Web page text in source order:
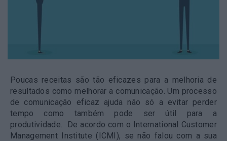
Poucas receitas são tão eficazes para a melhoria de
resultados como melhorar a comunicação. Um processo
de comunicação eficaz ajuda não só a evitar perder
tempo como também pode ser útil para a
produtividade. De acordo com o International Customer
Management Institute (ICMI), se não falou com a sua